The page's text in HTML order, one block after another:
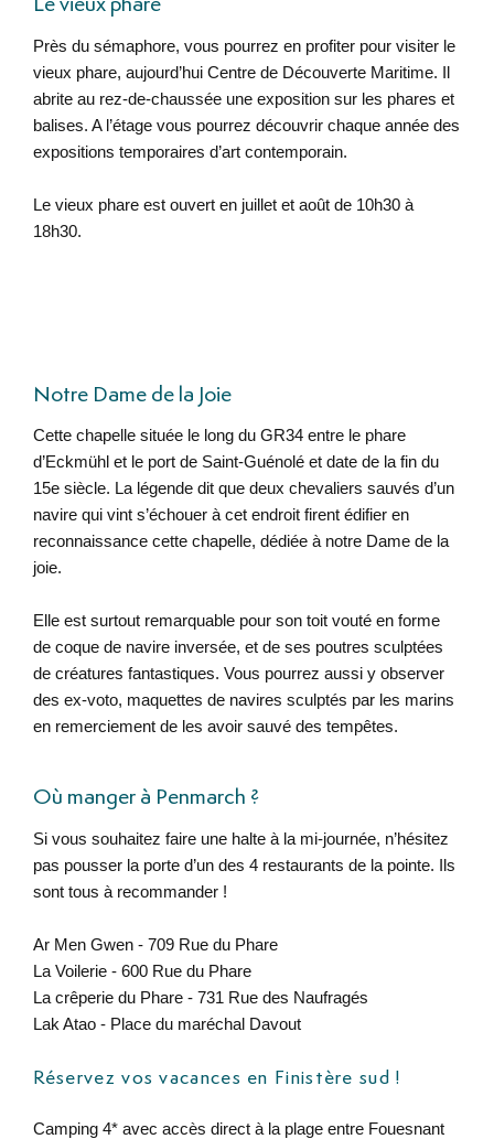
Le vieux phare
Près du sémaphore, vous pourrez en profiter pour visiter le
vieux phare, aujourd’hui Centre de Découverte Maritime. Il
abrite au rez-de-chaussée une exposition sur les phares et
balises. A l’étage vous pourrez découvrir chaque année des
expositions temporaires d’art contemporain.
Le vieux phare est ouvert en juillet et août de 10h30 à
18h30.
Notre Dame de la Joie
Cette chapelle située le long du GR34 entre le phare
d’Eckmühl et le port de Saint-Guénolé et date de la fin du
15e siècle. La légende dit que deux chevaliers sauvés d’un
navire qui vint s’échouer à cet endroit firent édifier en
reconnaissance cette chapelle, dédiée à notre Dame de la
joie.
Elle est surtout remarquable pour son toit vouté en forme
de coque de navire inversée, et de ses poutres sculptées
de créatures fantastiques. Vous pourrez aussi y observer
des ex-voto, maquettes de navires sculptés par les marins
en remerciement de les avoir sauvé des tempêtes.
Où manger à Penmarch ?
Si vous souhaitez faire une halte à la mi-journée, n’hésitez
pas pousser la porte d’un des 4 restaurants de la pointe. Ils
sont tous à recommander !
Ar Men Gwen - 709 Rue du Phare
La Voilerie - 600 Rue du Phare
La crêperie du Phare - 731 Rue des Naufragés
Lak Atao - Place du maréchal Davout
Réservez vos vacances en Finistère sud !
Camping 4* avec accès direct à la plage entre Fouesnant